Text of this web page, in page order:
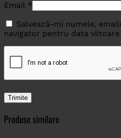
Email *
Salvează-mi numele,
navigator pentru data
Produse similare